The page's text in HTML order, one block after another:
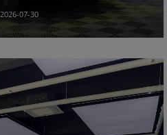
2026-07-30